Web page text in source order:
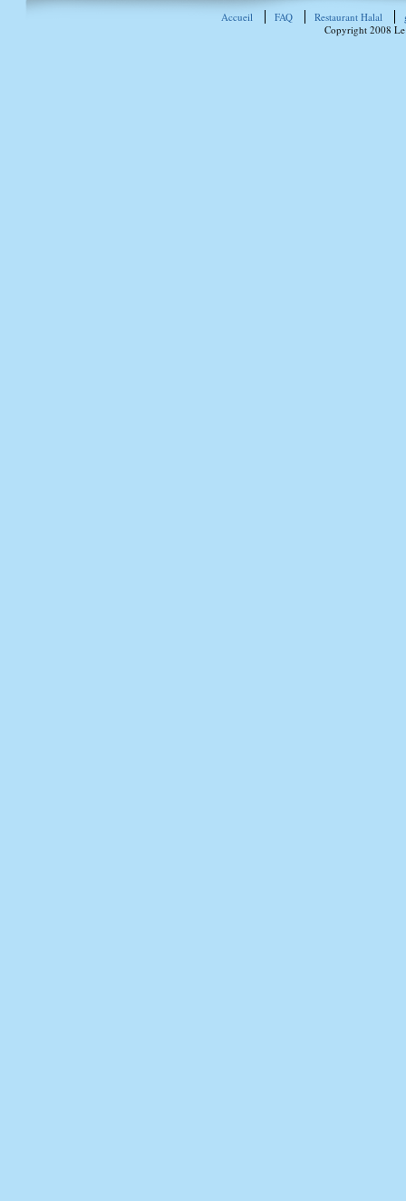
Accueil FAQ Restaurant Halal
Copyright 2008